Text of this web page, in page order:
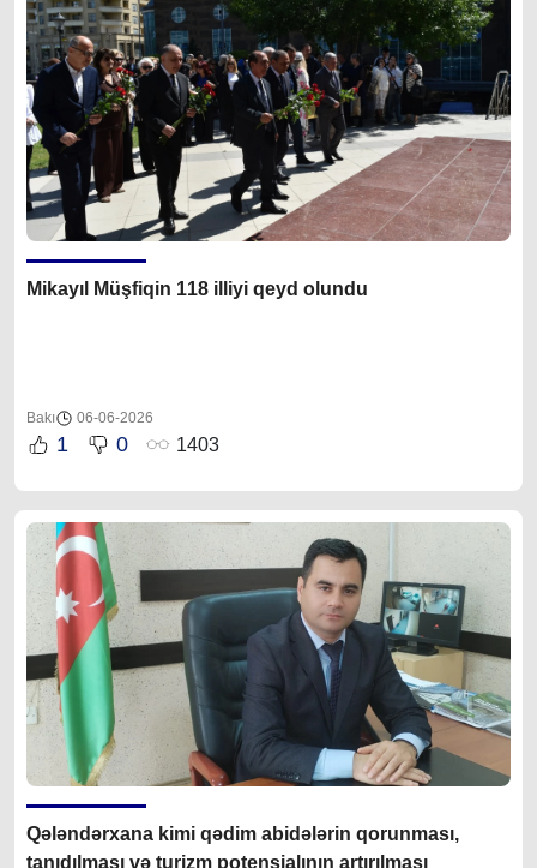
Mikayıl Müşfiqin 118 illiyi qeyd olundu
Bakı 06-06-2026
1 0 1403
Qələndərxana kimi qədim abidələrin qorunması,
tanıdılması və turizm potensialının artırılması